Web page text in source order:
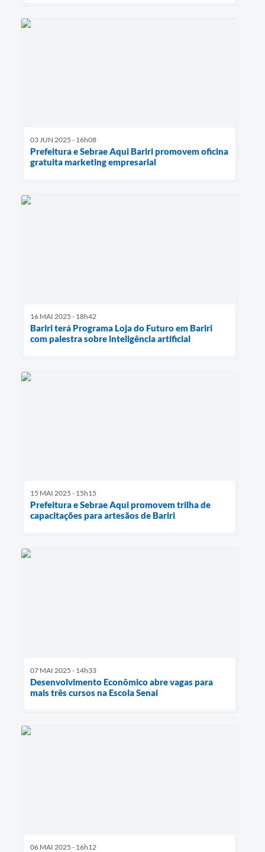
03 JUN 2025 - 16h08
Prefeitura e Sebrae Aqui Bariri promovem oficina
gratuita marketing empresarial
16 MAI 2025 - 18h42
Bariri terá Programa Loja do Futuro em Bariri
com palestra sobre inteligência artificial
15 MAI 2025 - 15h15
Prefeitura e Sebrae Aqui promovem trilha de
capacitações para artesãos de Bariri
07 MAI 2025 - 14h33
Desenvolvimento Econômico abre vagas para
mais três cursos na Escola Senai
06 MAI 2025 - 16h12